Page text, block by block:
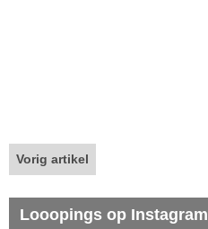
Vorig artikel
Looopings op Instagram